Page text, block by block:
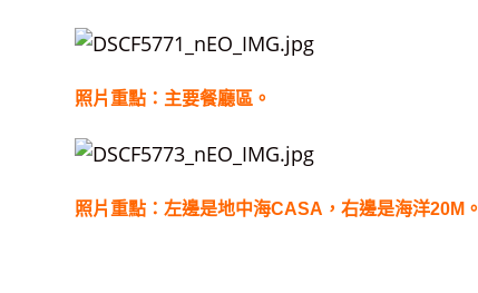
照片重點：主要餐廳區。
照片重點：左邊是地中海CASA，右邊是海洋20M。